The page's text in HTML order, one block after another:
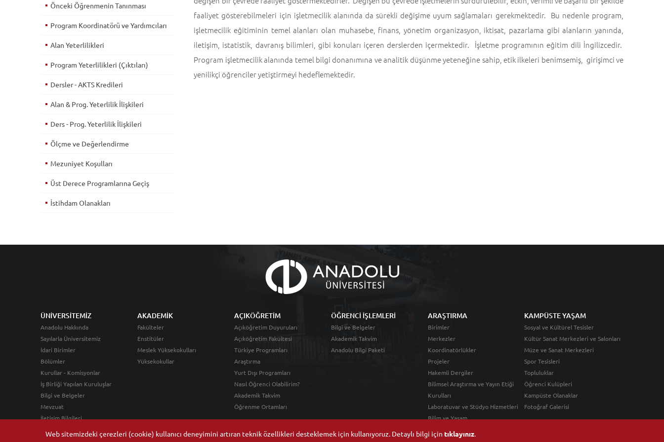
faaliyet gösterebilmeleri için işletmecilik alanında da sürekli değişime uyum sağlamaları gerekmektedir. Bu nedenle program,
işletmecilik eğitiminin temel alanları olan muhasebe, finans, yönetim organizasyon, iktisat, pazarlama gibi alanların yanında,
iletişim, istatistik, davranış bilimleri, gibi konuları içeren derslerden içermektedir. İşletme programının eğitim dili İngilizcedir.
Program işletmecilik alanında temel bilgi donanımına ve analitik düşünme yeteneğine sahip, etik ilkeleri benimsemiş, girişimci ve
yenilikçi öğrenciler yetiştirmeyi hedeflemektedir.
Önceki Öğrenmenin Tanınması
Program Koordinatörü ve Yardımcıları
Alan Yeterlilikleri
Program Yeterlilikleri (Çıktıları)
Dersler - AKTS Kredileri
Alan & Prog. Yeterlilik İlişkileri
Ders - Prog. Yeterlilik İlişkileri
Ölçme ve Değerlendirme
Mezuniyet Koşulları
Üst Derece Programlarına Geçiş
İstihdam Olanakları
Web sitemizdeki çerezleri (cookie) kullanıcı deneyimini artıran teknik özellikleri desteklemek için kullanıyoruz. Detaylı bilgi için tıklayınız.
ÜNİVERSİTEMİZ
Anadolu Hakkında
Sayılarla Üniversitemiz
İdari Birimler
Bölümler
Kurullar - Komisyonlar
İş Birliği Yapılan Kuruluşlar
Bilgi ve Belgeler
Mevzuat
İletişim Bilgileri
AKADEMİK
Fakülteler
Enstitüler
Meslek Yüksekokulları
Yüksekokullar
AÇIKÖĞRETİM
Açıköğretim Duyuruları
Açıköğretim Fakültesi
Türkiye Programları
Araştırma
Yurt Dışı Programları
Nasıl Öğrenci Olabilirim?
Akademik Takvim
Öğrenme Ortamları
ÖĞRENCİ İŞLEMLERİ
Bilgi ve Belgeler
Akademik Takvim
Anadolu Bilgi Paketi
ARAŞTIRMA
Birimler
Merkezler
Koordinatörlükler
Projeler
Hakemli Dergiler
Bilimsel Araştırma ve Yayın Etiği
Kurulları
Laboratuvar ve Stüdyo Hizmetleri
Bilim ve Yaşam
KAMPÜSTE YAŞAM
Sosyal ve Kültürel Tesisler
Kültür Sanat Merkezleri ve Salonları
Müze ve Sanat Merkezleri
Spor Tesisleri
Topluluklar
Öğrenci Kulüpleri
Kampüste Olanaklar
Fotoğraf Galerisi